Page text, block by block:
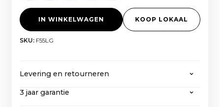
IN WINKELWAGEN KOOP LOKAAL
SKU: F55LG
Levering en retourneren
CANVAS biedt gratis verzending op alle
3 jaar garantie